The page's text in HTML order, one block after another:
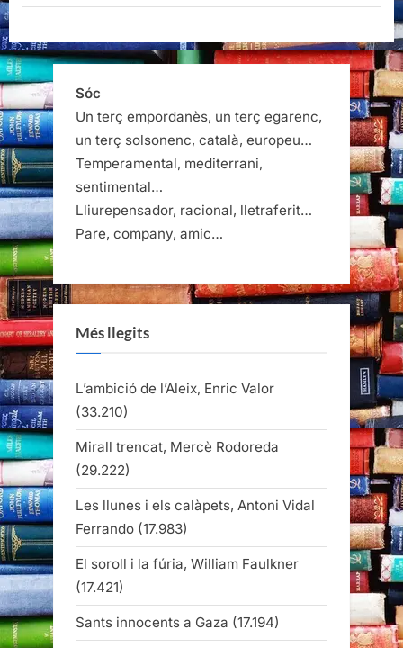
Sóc
Un terç empordanès, un terç egarenc,
un terç solsonenc, català, europeu…
Temperamental, mediterrani,
sentimental…
Lliurepensador, racional, lletraferit…
Pare, company, amic…
Més llegits
L’ambició de l’Aleix, Enric Valor
(33.210)
Mirall trencat, Mercè Rodoreda
(29.222)
Les llunes i els calàpets, Antoni Vidal
Ferrando (17.983)
El soroll i la fúria, William Faulkner
(17.421)
Sants innocents a Gaza (17.194)